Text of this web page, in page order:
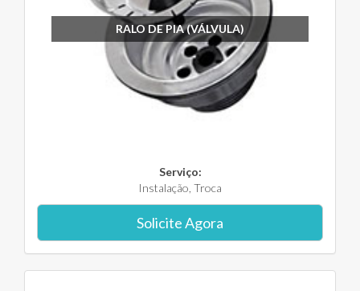
RALO DE PIA (VÁLVULA)
Serviço:
Instalação, Troca
Solicite Agora